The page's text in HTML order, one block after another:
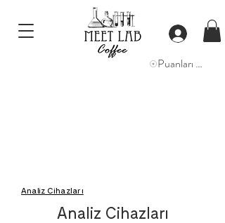
Puanları Görüntüle
Analiz Cihazları
Analiz Cihazları